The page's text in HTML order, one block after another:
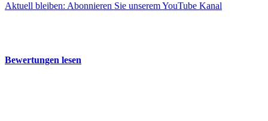
Aktuell bleiben: Abonnieren Sie unserem YouTube Kanal
Bewertungen lesen